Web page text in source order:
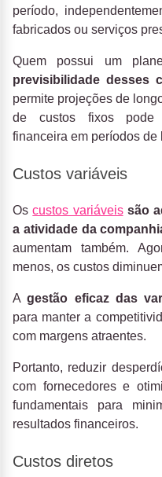
período,
fabricados ou serviços
Quem possui um
previsibilidade desses
permite projeções de
de custos fixos pode
financeira em períodos de
Custos variáveis
Os custos variáveissão
a atividade da
aumentam também.
menos, os custos
Agestão eficaz das
para manter a
com margens atraentes.
Portanto, reduzir
com fornecedores e
fundamentais para
resultados financeiros.
Custos diretos